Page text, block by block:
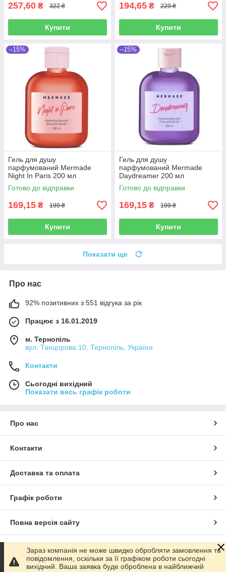
257,60 ₴ 322 ₴
Купити
194,65 ₴ 229 ₴
Купити
–15%
Гель для душу
парфумований Mermade
Night In Paris 200 мл
Готово до відправки
169,15 ₴ 199 ₴
Купити
–15%
Гель для душу
парфумований Mermade
Daydreamer 200 мл
Готово до відправки
169,15 ₴ 199 ₴
Купити
Показати ще
Про нас
92% позитивних з 551 відгука за рік
Працює з 16.01.2019
м. Тернопіль
вул. Танцорова 10, Тернопіль, Україна
Контакти
Сьогодні вихідний
Показати весь графік роботи
Про нас
Контакти
Доставка та оплата
Графік роботи
Повна версія сайту
Сайт створено на маркетплейсіProm.ua
Зараз компанія не може швидко обробляти замовлення та
повідомлення, оскільки за її графіком роботи сьогодні
вихідний. Ваша заявка буде оброблена в найближчий